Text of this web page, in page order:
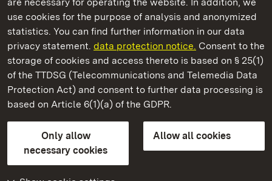
use cookies for the purpose of analysis and anonymized
statistics. You can find further information in our data
privacy statement. data protection notice. Consent to the
storage of cookies and access thereto is based on § 25(1)
of the TTDSG (Telecommunications and Telemedia Data
Protection Act) and consent to further data processing is
based on Article 6(1)(a) of the GDPR.
Only allow
necessary cookies
Allow all cookies
State Palaces and Gardens of Baden-Wuerttemberg
Ludwigsburg Residential Palace
State Palaces and Gardens of Baden-Wuerttemberg
Contact usFAQMasthead
Declaration on barrier-free access
BITV-konform (geprüfte Seiten)